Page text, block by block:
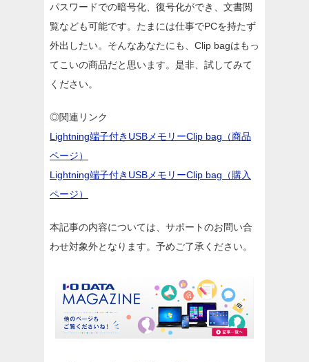
パスワードでの暗号化、復号化ができ、文書閲
覧なども可能です。たまには仕事でPCを持たず
外出したい。そんなあなたにも、Clip bagはもっ
てこいの商品だと思います。是非、試してみて
ください。
◎関連リンク
Lightning端子付きUSBメモリーClip bag（商品
ページ）
Lightning端子付きUSBメモリーClip bag（購入
ページ）
本記事の内容については、サポートのお問い合
わせ対象外となります。予めご了承ください。